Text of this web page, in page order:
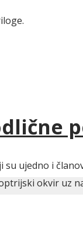
ujedno i
okvir uz